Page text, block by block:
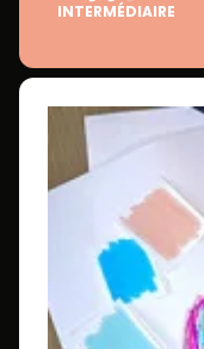
INTERMÉDIAIRE